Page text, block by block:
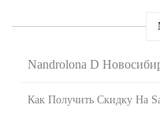
Nandrolona D
Как Получить Скидку На